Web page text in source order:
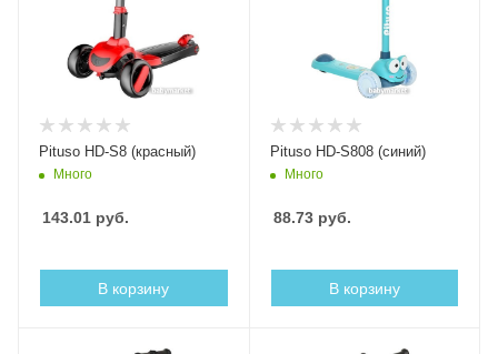
Pituso HD-S8 (красный)
Много
143.01 руб.
В корзину
Pituso HD-S808 (синий)
Много
88.73руб.
В корзину